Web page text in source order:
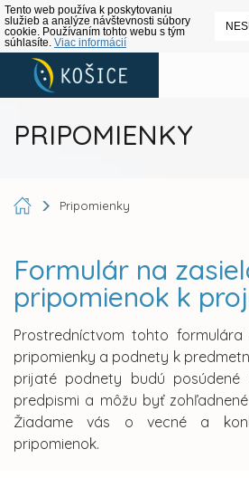
Tento web používa k poskytovaniu
služieb a analýze návštevnosti súbory
cookie. Používaním tohto webu s tým
súhlasíte. Viac informácií
PRIPOMIENKY
Pripomienky
Formulár na
pripomienok k
Prostredníctvom tohto
pripomienky a podnety k
prijaté podnety budú
predpismi a môžu byť
Žiadame vás o vecné a
pripomienok.